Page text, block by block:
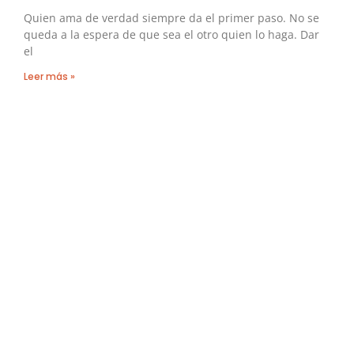
Quien ama de verdad siempre da el primer paso. No se
queda a la espera de que sea el otro quien lo haga. Dar
el
Leer más »